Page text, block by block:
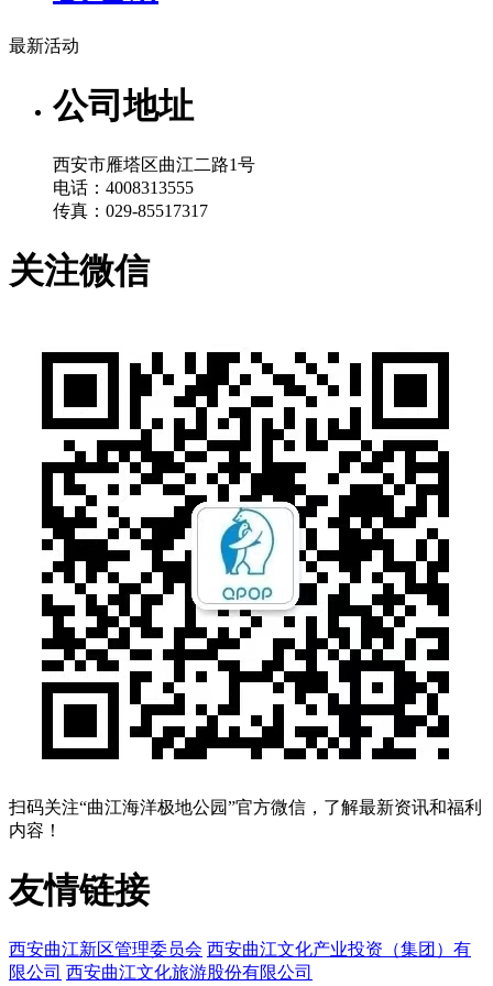
最新活动
公司地址
西安市雁塔区曲江二路1号
电话：4008313555
传真：029-85517317
关注微信
扫码关注“曲江海洋极地公园”官方微信，了解最新资讯和福利
内容！
友情链接
西安曲江新区管理委员会 西安曲江文化产业投资（集团）有
限公司 西安曲江文化旅游股份有限公司